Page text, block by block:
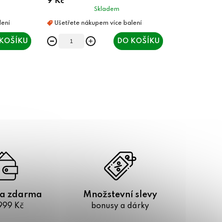
Skladem
DO KOŠÍKU
zdarma
Kč
Množstevní slevy
bonusy a dárky